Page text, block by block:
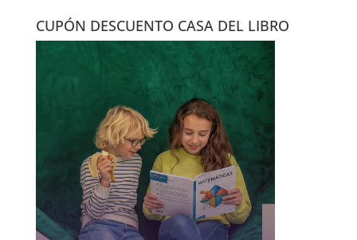
CUPÓN DESCUENTO CASA DEL LIBRO